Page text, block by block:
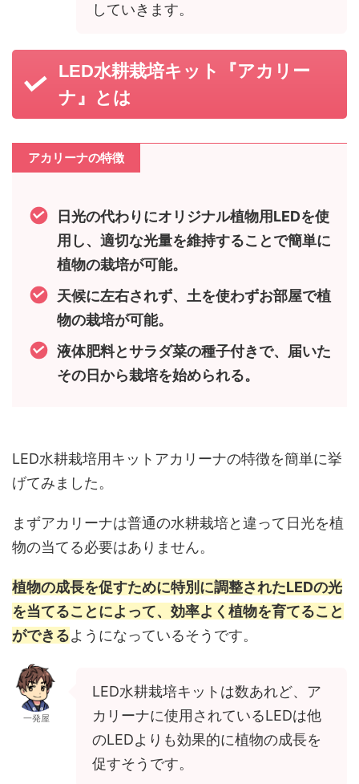
していきます。
LED水耕栽培キット『アカリー
ナ』
とは
アカリーナの特徴
日光の代わりにオリジナル植物用LEDを使
用し、適切な光量を維持することで簡単に
植物の栽培が可能。
天候に左右されず、土を使わずお部屋で植
物の栽培が可能。
液体肥料とサラダ菜の種子付きで、届いた
その日から栽培を始められる。
LED水耕栽培用キットアカリーナの特徴を簡単に挙
げてみました。
まずアカリーナは普通の水耕栽培と違って日光を植
物の当てる必要はありません。
植物の成長を促すために特別に調整されたLEDの光
を当てることによって、効率よく植物を育てること
ができるようになっているそうです。
一発屋
LED水耕栽培キットは数あれど、ア
カリーナに使用されているLEDは他
のLEDよりも効果的に植物の成長を
促すそうです。